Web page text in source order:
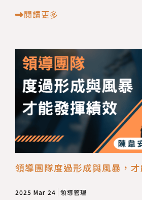
閱讀更多
領導團隊度過形成與風暴，
2025 Mar 24 領導管理